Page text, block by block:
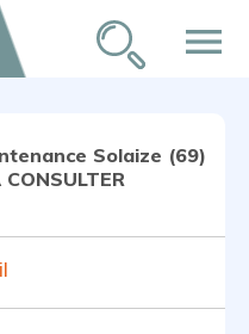
menu
Solaize (69)